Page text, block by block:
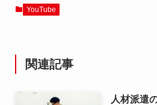
YouTube
関連記事
人材派遣